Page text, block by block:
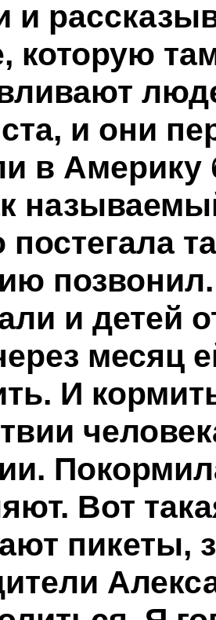
и
которую
и они
в Америку
постегала
и детей
месяц
И
Вот
пикеты,